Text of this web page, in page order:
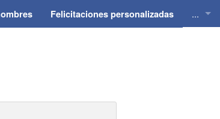
Felicitaciones personalizadas ...